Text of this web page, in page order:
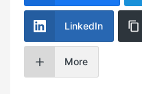
LinkedIn
More